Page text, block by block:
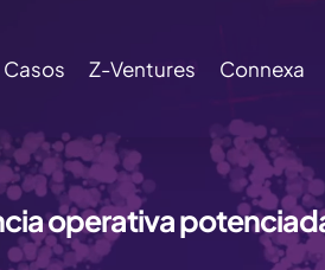
Casos Z-Ventures Connexa
operativa